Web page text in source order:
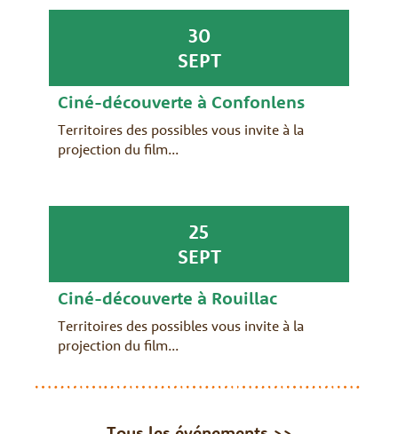
30
SEPT
Ciné-découverte à Confonlens
Territoires des possibles vous invite à la
projection du film...
25
SEPT
Ciné-découverte à Rouillac
Territoires des possibles vous invite à la
projection du film...